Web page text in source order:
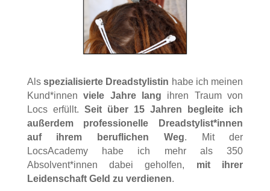
Alsspezialisierte Dreadstylistin habe ich meinen
Kund*innenviele Jahre lang ihren Traum von
Locs erfüllt. Seit über 15 Jahren begleite ich
außerdem professionelle Dreadstylist*innen
auf ihrem beruflichen Weg. Mit der
LocsAcademy habe ich mehr als 350
Absolvent*innen dabei geholfen, mit
ihrer
Leidenschaft Geld zu verdienen.